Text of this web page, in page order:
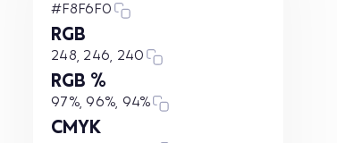
#F8F6F0
RGB
248, 246, 240
RGB %
97%, 96%, 94%
CMYK